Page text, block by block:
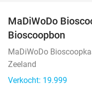
MaDiWoDo
Bioscoopbon
MaDiWoDo
Zeeland
Verkocht: 19.999